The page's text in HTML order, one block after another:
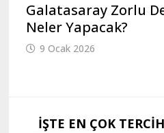
Galatasaray Zorlu
Neler Yapacak?
9 Ocak 2026
İŞTE EN ÇOK